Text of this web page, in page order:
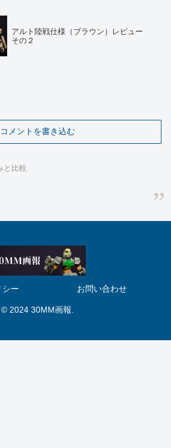
アルト陸戦仕様（ブラウン）レビュー
その２
コメントを書き込む
と比較
シー お問い合わせ
© 2024 30MM画報.